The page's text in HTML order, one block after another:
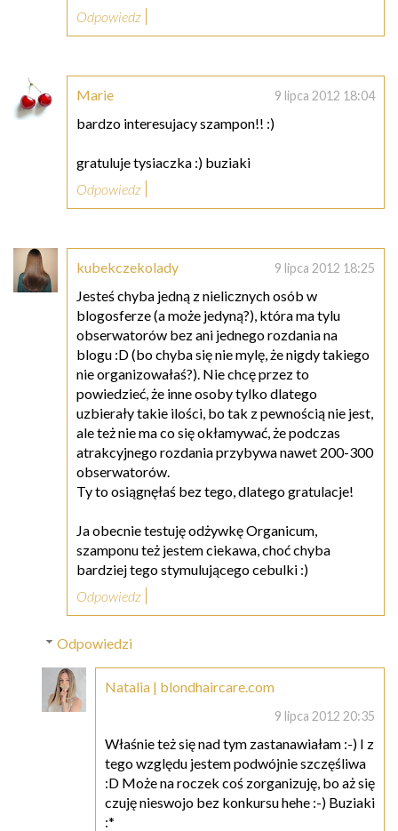
Odpowiedz
Marie 9 lipca 2012 18:04
bardzo interesujacy szampon!! :)
gratuluje tysiaczka :) buziaki
Odpowiedz
kubekczekolady 9 lipca 2012 18:25
Jesteś chyba jedną z nielicznych osób w
blogosferze (a może jedyną?), która ma tylu
obserwatorów bez ani jednego rozdania na
blogu :D (bo chyba się nie mylę, że nigdy takiego
nie organizowałaś?). Nie chcę przez to
powiedzieć, że inne osoby tylko dlatego
uzbierały takie ilości, bo tak z pewnością nie jest,
ale też nie ma co się okłamywać, że podczas
atrakcyjnego rozdania przybywa nawet 200-300
obserwatorów.
Ty to osiągnęłaś bez tego, dlatego gratulacje!
Ja obecnie testuję odżywkę Organicum,
szamponu też jestem ciekawa, choć chyba
bardziej tego stymulującego cebulki :)
Odpowiedz
Odpowiedzi
Natalia | blondhaircare.com
9 lipca 2012 20:35
Właśnie też się nad tym zastanawiałam :-) I z
tego względu jestem podwójnie szczęśliwa
:D Może na roczek coś zorganizuję, bo aż się
czuję nieswojo bez konkursu hehe :-) Buziaki
:*